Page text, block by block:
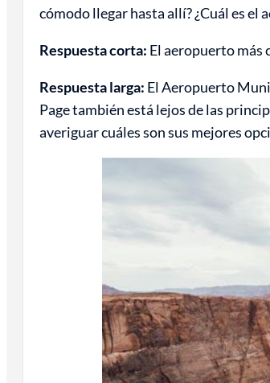
cómodo llegar hasta allí? ¿Cuál es el
Respuesta corta: El aeropuerto más
Respuesta larga: El Aeropuerto
Page también está lejos de las
averiguar cuáles son sus mejores